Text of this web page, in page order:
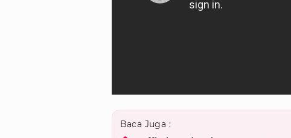
Baca Juga :